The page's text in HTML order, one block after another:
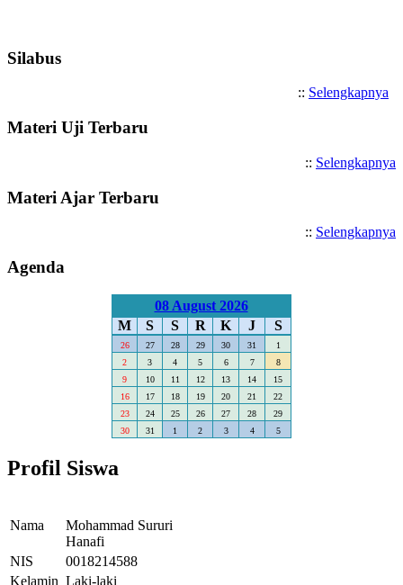
Silabus
:: Selengkapnya
Materi Uji Terbaru
:: Selengkapnya
Materi Ajar Terbaru
:: Selengkapnya
Agenda
08 August 2026
M
S S R K J S
26 27 28 29 30 31
1
2
3 4 5 6 7
8
9
10 11 12 13 14
15
16
17 18 19 20 21
22
23
24 25 26 27 28
29
30
31 1 2 3 4 5
Profil Siswa
Nama
Mohammad Sururi
Hanafi
NIS
0018214588
Kelamin Laki-laki